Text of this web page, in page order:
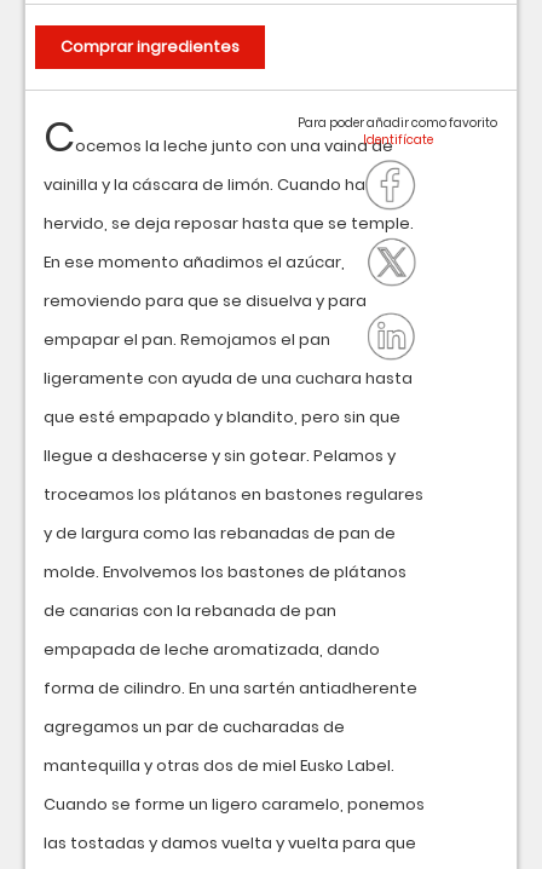
Cocemos la leche junto con una vaina de
vainilla y la cáscara de limón. Cuando ha
hervido, se deja reposar hasta que se temple.
En ese momento añadimos el azúcar,
removiendo para que se disuelva y para
empapar el pan. Remojamos el pan
ligeramente con ayuda de una cuchara hasta
que esté empapado y blandito, pero sin que
llegue a deshacerse y sin gotear. Pelamos y
troceamos los plátanos en bastones regulares
y de largura como las rebanadas de pan de
molde. Envolvemos los bastones de plátanos
de canarias con la rebanada de pan
empapada de leche aromatizada, dando
forma de cilindro. En una sartén antiadherente
agregamos un par de cucharadas de
mantequilla y otras dos de miel Eusko Label.
Cuando se forme un ligero caramelo, ponemos
las tostadas y damos vuelta y vuelta para que
Para poder añadir como favorito
Comprar ingredientes